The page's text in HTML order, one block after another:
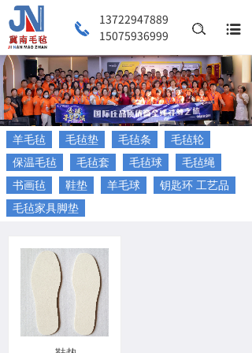
13722947889
15075936999
搜索
羊毛毡 毛毡垫 毛毡条
毛毡轮
保温毛毡
毛毡套 毛毡球
毛毡绳
书画毡
鞋垫 羊毛球
钥匙环 工艺品
毛毡家具脚垫